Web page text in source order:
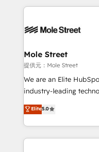
Integrations; complex
workflows; automation
Healthcare: HIPAA
workflows 💼 Financial
workflows; audit-ready
intake; pipeline and
revenue automation 🏢
portfolio and lifecycle
Mole Street
提供元：Mole Street
We are an Elite
industry-leading
consultancy. Our focus
market B2B
approach to execute
applications of our
Elite5.0